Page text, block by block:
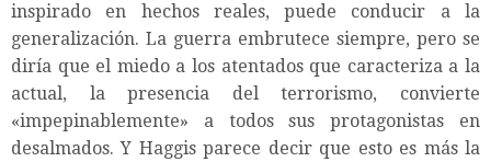
inspirado en hechos reales, puede conducir a la
generalización. La guerra embrutece siempre, pero se
diría que el miedo a los atentados que caracteriza a la
actual, la presencia del terrorismo, convierte
«impepinablemente» a todos sus protagonistas en
desalmados. Y Haggis parece decir que esto es más la